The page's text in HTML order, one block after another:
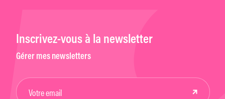
Inscrivez-vous à la newsletter
Gérer mes newsletters